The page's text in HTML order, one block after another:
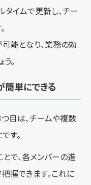
タイムで更新し、チー
能となり、業務の効
。
簡単にできる
目は、チームや複数
す。
で、各メンバーの進
握できます。これに